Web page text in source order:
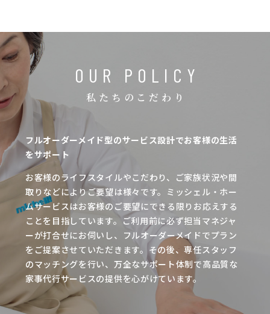
OUR POLICY
私たちのこだわり
フルオーダーメイド型のサービス設計でお客様の生活
をサポート
お客様のライフスタイルやこだわり、ご家族状況や間
取りなどによりご要望は様々です。ミッシェル・ホー
ムサービスはお客様のご要望にできる限りお応えする
ことを目指しています。ご利用前に必ず担当マネジャ
ーが打合せにお伺いし、フルオーダーメイドでプラン
をご提案させていただきます。その後、専任スタッフ
のマッチングを行い、万全なサポート体制で高品質な
家事代行サービスの提供を心がけています。